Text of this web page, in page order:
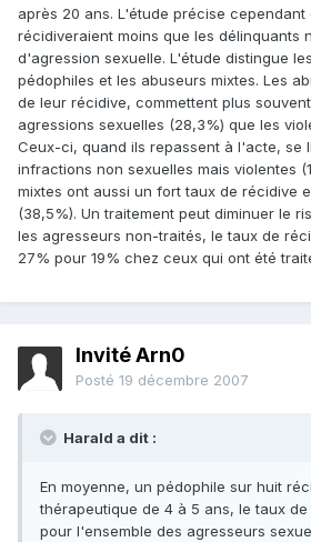
après 20 ans. L'étude précise cependant
récidiveraient moins que les délinquants
d'agression sexuelle. L'étude distingue
pédophiles et les abuseurs mixtes. Les
de leur récidive, commettent plus
agressions sexuelles (28,3%) que les
Ceux-ci, quand ils repassent à l'acte, se
infractions non sexuelles mais violentes
mixtes ont aussi un fort taux de récidive
(38,5%). Un traitement peut diminuer le
les agresseurs non-traités, le taux de
27% pour 19% chez ceux qui ont été
Invité Arn0
Posté 19 décembre 2007
Harald a dit :
En moyenne, un pédophile sur huit
thérapeutique de 4 à 5 ans, le taux
pour l'ensemble des agresseurs